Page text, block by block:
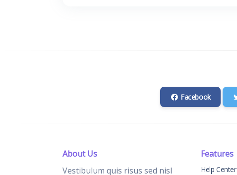
Facebook
About Us
Vestibulum quis risus sed nisl
Features
Help Center